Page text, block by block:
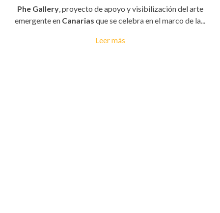
Phe Gallery, proyecto de apoyo y visibilización del arte
emergente en Canarias que se celebra en el marco de la...
Leer más